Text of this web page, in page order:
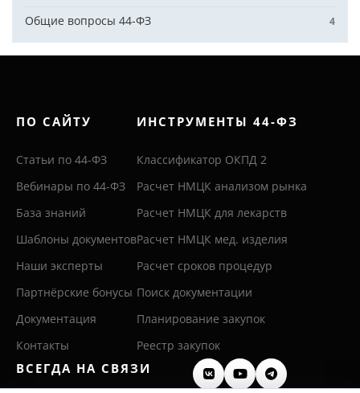
Общие вопросы 44-ФЗ 4
ПО САЙТУ
Статьи по 44-ФЗ
Вебинары по 44-ФЗ
База знаний
Шаблоны документов
Наши эксперты
Партнёрские бонусы
Документация
Контакты
ИНСТРУМЕНТЫ 44-ФЗ
Классификатор ОКПД 2
Расчет НМЦК анализом рынка
Расчет НМЦК для лекарств
Расчет НМЦК мед. изделия
Расчет сроков процедур
Поиск документации
Планирование закупок
Реестр закупок
ВСЕГДА НА СВЯЗИ